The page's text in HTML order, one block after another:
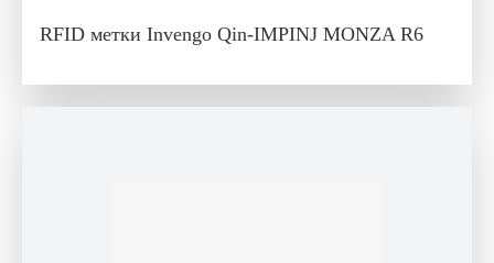
RFID метки Invengo Qin-IMPINJ MONZA R6